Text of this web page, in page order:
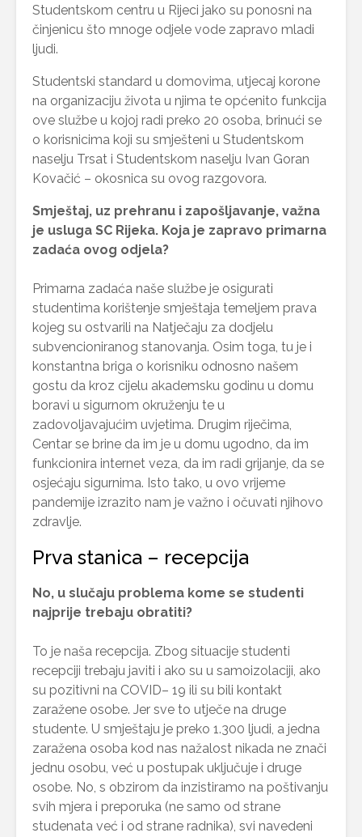
Studentskom centru u Rijeci jako su ponosni na
činjenicu što mnoge odjele vode zapravo mladi
ljudi.
Studentski standard u domovima, utjecaj korone
na organizaciju života u njima te općenito funkcija
ove službe u kojoj radi preko 20 osoba, brinući se
o korisnicima koji su smješteni u Studentskom
naselju Trsat i Studentskom naselju Ivan Goran
Kovačić – okosnica su ovog razgovora.
Smještaj, uz prehranu i zapošljavanje, važna
je usluga SC Rijeka. Koja je zapravo primarna
zadaća ovog odjela?
Primarna zadaća naše službe je osigurati
studentima korištenje smještaja temeljem prava
kojeg su ostvarili na Natječaju za dodjelu
subvencioniranog stanovanja. Osim toga, tu je i
konstantna briga o korisniku odnosno našem
gostu da kroz cijelu akademsku godinu u domu
boravi u sigurnom okruženju te u
zadovoljavajućim uvjetima. Drugim riječima,
Centar se brine da im je u domu ugodno, da im
funkcionira internet veza, da im radi grijanje, da se
osjećaju sigurnima. Isto tako, u ovo vrijeme
pandemije izrazito nam je važno i očuvati njihovo
zdravlje.
Prva stanica – recepcija
No, u slučaju problema kome se studenti
najprije trebaju obratiti?
To je naša recepcija. Zbog situacije studenti
recepciji trebaju javiti i ako su u samoizolaciji, ako
su pozitivni na COVID– 19 ili su bili kontakt
zaražene osobe. Jer sve to utječe na druge
studente. U smještaju je preko 1.300 ljudi, a jedna
zaražena osoba kod nas nažalost nikada ne znači
jednu osobu, već u postupak uključuje i druge
osobe. No, s obzirom da inzistiramo na poštivanju
svih mjera i preporuka (ne samo od strane
studenata već i od strane radnika), svi navedeni